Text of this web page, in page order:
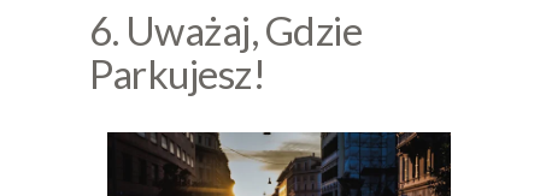
6. Uważaj, Gdzie
Parkujesz!